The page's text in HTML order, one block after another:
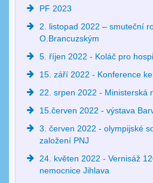
PF 2023
2. listopad 2022 – smuteční
O.Brancuzským
5. říjen 2022 - Koláč pro
15. září 2022 - Konference
22. srpen 2022 - Ministerská
15.červen 2022 - výstava
3. červen 2022 - olympijské
založení PNJ
24. květen 2022 - Vernisáž
nemocnice Jihlava